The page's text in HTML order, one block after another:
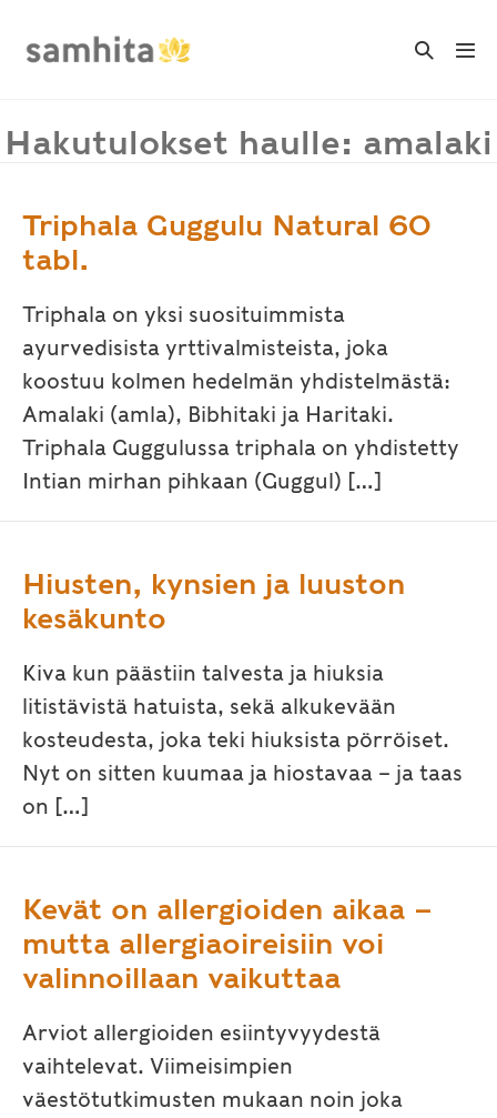
Search
Hakutulokset haulle: amalaki
Triphala Guggulu Natural 60
tabl.
Triphala on yksi suosituimmista
ayurvedisista yrttivalmisteista, joka
koostuu kolmen hedelmän yhdistelmästä:
Amalaki (amla), Bibhitaki ja Haritaki.
Triphala Guggulussa triphala on yhdistetty
Intian mirhan pihkaan (Guggul) […]
Hiusten, kynsien ja luuston
kesäkunto
Kiva kun päästiin talvesta ja hiuksia
litistävistä hatuista, sekä alkukevään
kosteudesta, joka teki hiuksista pörröiset.
Nyt on sitten kuumaa ja hiostavaa – ja taas
on […]
Kevät on allergioiden aikaa –
mutta allergiaoireisiin voi
valinnoillaan vaikuttaa
Arviot allergioiden esiintyvyydestä
vaihtelevat. Viimeisimpien
väestötutkimusten mukaan noin joka